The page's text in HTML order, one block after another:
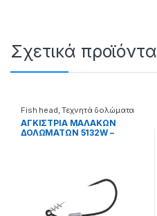
Σχετικά προϊόντα
Fish head ,Τεχνητά δολώματα
ΑΓΚΙΣΤΡΙΑ ΜΑΛΑΚΩΝ
ΔΟΛΩΜΑΤΩΝ 5132W –